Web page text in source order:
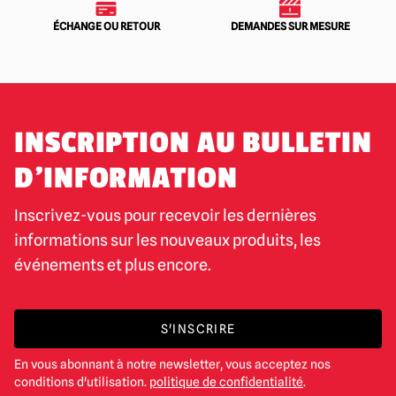
ÉCHANGE OU RETOUR DEMANDES SUR MESURE
INSCRIPTION AU BULLETIN
D'INFORMATION
Inscrivez-vous pour recevoir les dernières
informations sur les nouveaux produits, les
événements et plus encore.
S'INSCRIRE
En vous abonnant à notre newsletter, vous acceptez nos
conditions d'utilisation. politique de confidentialité.